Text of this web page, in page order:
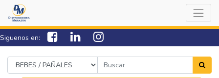
Siguenos en:
7538-0000 sac@lamorazan.com